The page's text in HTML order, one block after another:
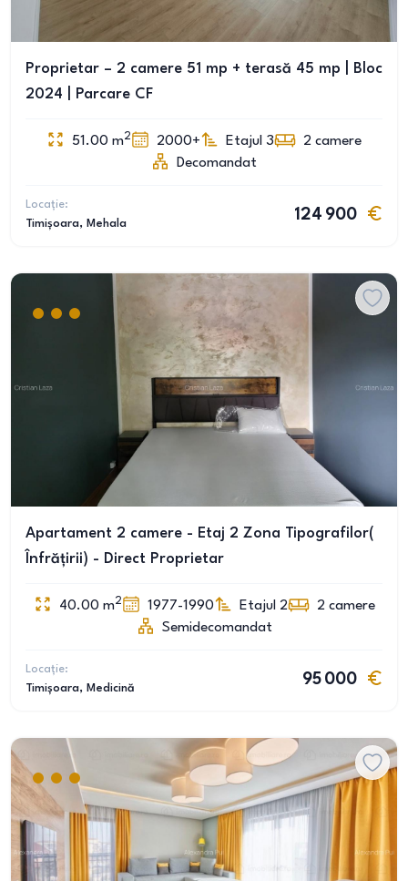
Proprietar – 2 camere 51 mp + terasă 45 mp | Bloc
2024 | Parcare CF
51.00 m2 2000+ Etajul 3 2 camere
Decomandat
Locație:
Timișoara, Mehala
124 900
Apartament 2 camere - Etaj 2 Zona Tipografilor(
Înfrățirii) - Direct Proprietar
40.00 m2 1977-1990 Etajul 2 2 camere
Semidecomandat
Locație:
Timișoara, Medicină
95 000